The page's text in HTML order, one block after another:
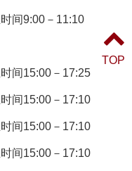
间9:00－11:10
间15:00－17:25
间15:00－17:10
间15:00－17:10
间15:00－17:10
TOP